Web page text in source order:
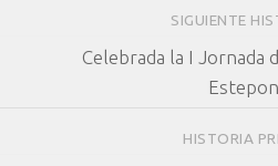
SIGUIENTE
Celebrada la I Jornada
HISTORIA